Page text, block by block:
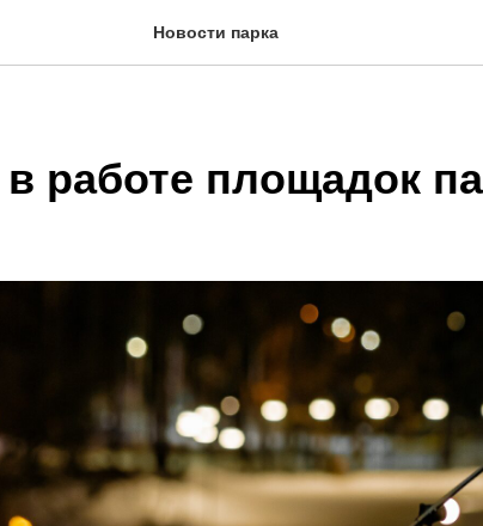
Новости парка
работе площадок